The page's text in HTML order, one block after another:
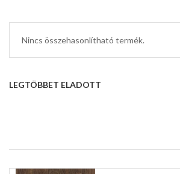
Nincs összehasonlítható termék.
LEGTÖBBET ELADOTT